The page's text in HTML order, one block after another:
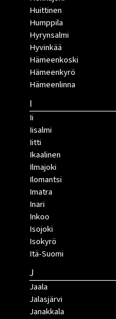
Huittinen
Humppila
Hyrynsalmi
Hyvinkää
Hämeenkoski
Hämeenkyrö
Hämeenlinna
I
Ii
Iisalmi
Iitti
Ikaalinen
Ilmajoki
Ilomantsi
Imatra
Inari
Inkoo
Isojoki
Isokyrö
Itä-Suomi
J
Jaala
Jalasjärvi
Janakkala